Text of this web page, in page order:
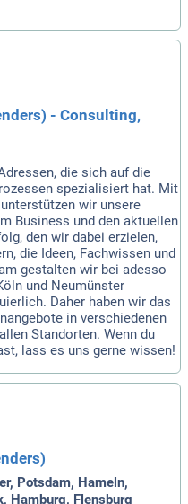
- Consulting,
die sich auf die
spezialisiert hat. Mit
wir unsere
Business und den aktuellen
den wir dabei erzielen,
die Ideen, Fachwissen und
gestalten wir bei adesso
und Neumünster
Daher haben wir das
in verschiedenen
Standorten. Wenn du
lass es uns gerne wissen!
Potsdam, Hameln,
Hamburg, Flensburg